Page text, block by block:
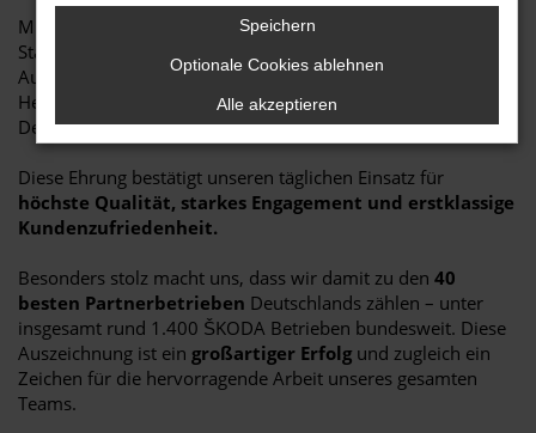
Mit großer Freude dürfen wir bekannt geben, dass unser
Standort in Schrobenhausen erneut diese besondere
Auszeichnung erhalten hat. Überreicht wurde der Titel durch
Herrn Reuter, Fachberater Service Technik bei ŠKODA
Deutschland.
Diese Ehrung bestätigt unseren täglichen Einsatz für
höchste Qualität, starkes Engagement und erstklassige
Kundenzufriedenheit.
Besonders stolz macht uns, dass wir damit zu den 40
besten Partnerbetrieben Deutschlands zählen – unter
insgesamt rund 1.400 ŠKODA Betrieben bundesweit. Diese
Auszeichnung ist ein großartiger Erfolg und zugleich ein
Zeichen für die hervorragende Arbeit unseres gesamten
Teams.
Speichern
Optionale Cookies ablehnen
Alle akzeptieren